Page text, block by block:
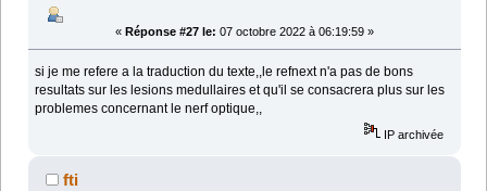
« Réponse #27 le: 07 octobre 2022 à 06:19:59 »
si je me refere a la traduction du texte,,le refnext n'a pas de bons
resultats sur les lesions medullaires et qu'il se consacrera plus sur les
problemes concernant le nerf optique,,
IP archivée
fti